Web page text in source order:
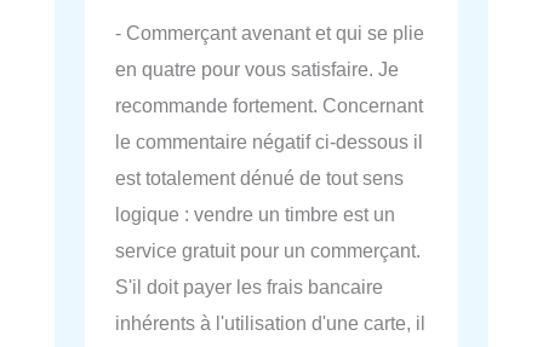
- Commerçant avenant et qui se plie
en quatre pour vous satisfaire. Je
recommande fortement. Concernant
le commentaire négatif ci-dessous il
est totalement dénué de tout sens
logique : vendre un timbre est un
service gratuit pour un commerçant.
S'il doit payer les frais bancaire
inhérents à l'utilisation d'une carte, il